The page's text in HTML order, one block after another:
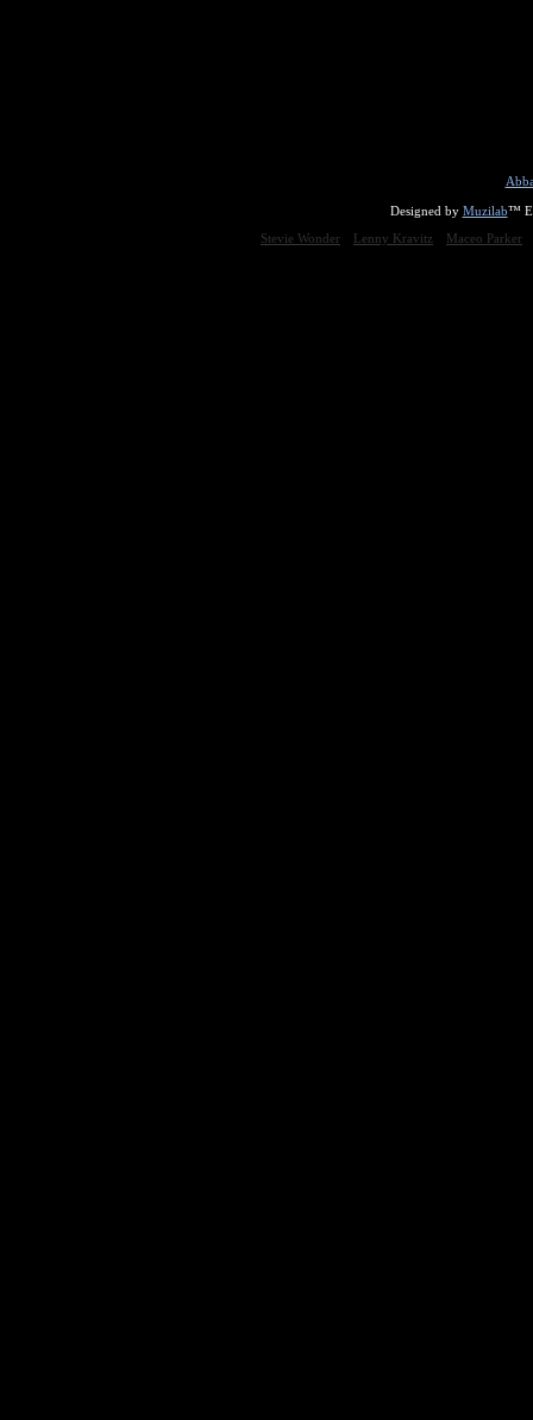
Designed by Muzilab™
Stevie Wonder
Lenny Kravitz Maceo Parker